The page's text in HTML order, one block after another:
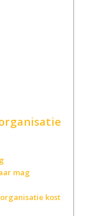
mag
kost